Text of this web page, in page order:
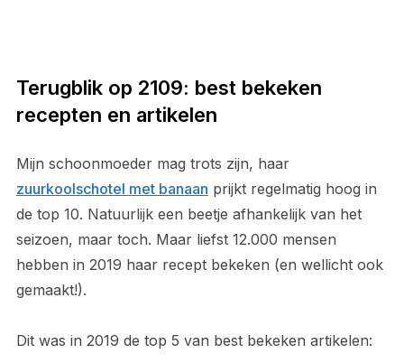
Terugblik op 2109: best bekeken
recepten en artikelen
Mijn schoonmoeder mag trots zijn, haar
zuurkoolschotel met banaan prijkt regelmatig hoog in
de top 10. Natuurlijk een beetje afhankelijk van het
seizoen, maar toch. Maar liefst 12.000 mensen
hebben in 2019 haar recept bekeken (en wellicht ook
gemaakt!).
Dit was in 2019 de top 5 van best bekeken artikelen: